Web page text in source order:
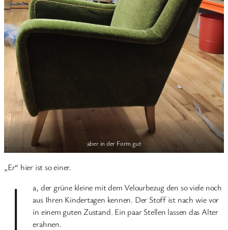
aber in der Form gut
„Er“ hier ist so einer.
J
a, der grüne kleine mit dem Velourbezug den so viele noch
aus Ihren Kindertagen kennen. Der Stoff ist nach wie vor
in einem guten Zustand. Ein paar Stellen lassen das Alter
erahnen.